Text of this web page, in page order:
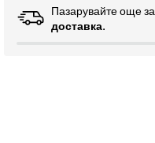
Пазарувайте още за
доставка.